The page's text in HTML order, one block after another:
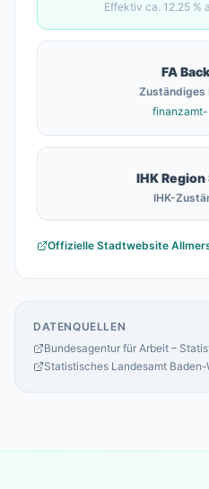
Effektiv ca. 12.25%
FA
Zuständiges
IHK
IHK-
Offizielle Stadtwebsite
DATENQUELLEN
Bundesagentur für Arbeit –
Statistisches Landesamt